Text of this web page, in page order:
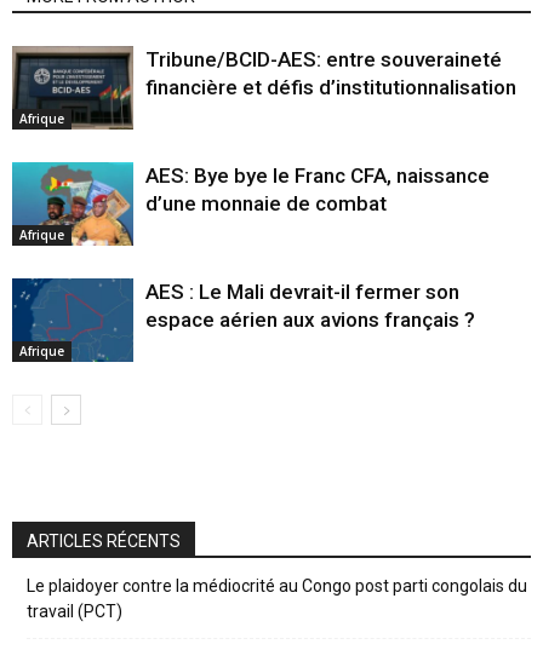
Afrique
Tribune/BCID-AES: entre souveraineté
financière et défis d’institutionnalisation
Afrique
AES: Bye bye le Franc CFA, naissance
d’une monnaie de combat
Afrique
AES : Le Mali devrait-il fermer son
espace aérien aux avions français ?
ARTICLES RÉCENTS
Le plaidoyer contre la médiocrité au Congo post parti congolais du
travail (PCT)